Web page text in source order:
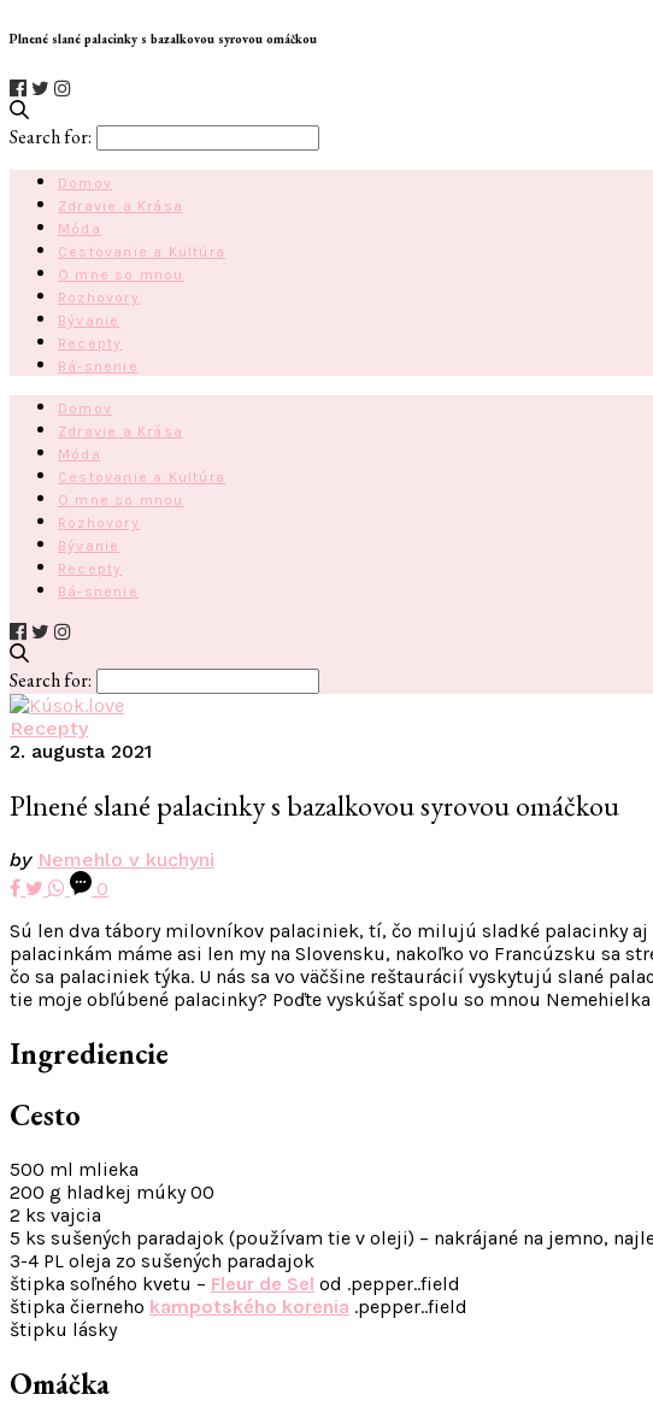
Plnené slané palacinky s bazalkovou syrovou omáčkou
Search for:
Domov
Zdravie a Krása
Móda
Cestovanie a Kultúra
O mne so mnou
Rozhovory
Bývanie
Recepty
Bá-snenie
Domov
Zdravie a Krása
Móda
Cestovanie a Kultúra
O mne so mnou
Rozhovory
Bývanie
Recepty
Bá-snenie
Search for:
Recepty
2. augusta 2021
Plnené slané palacinky s bazalkovou syrovou omáčkou
by Nemehlo v kuchyni
0
Sú len dva tábory milovníkov palaciniek, tí, čo milujú sladké palacinky
palacinkám máme asi len my na Slovensku, nakoľko vo Francúzsku sa
čo sa palaciniek týka. U nás sa vo väčšine reštaurácií vyskytujú slané
tie moje obľúbené palacinky? Poďte vyskúšať spolu so mnou
Ingrediencie
Cesto
500 ml mlieka
200 g hladkej múky 00
2 ks vajcia
5 ks sušených paradajok (používam tie v oleji) – nakrájané na jemno,
3-4 PL oleja zo sušených paradajok
štipka soľného kvetu – Fleur de Sel od .pepper..field
štipka čierneho kampotského korenia .pepper..field
štipku lásky
Omáčka